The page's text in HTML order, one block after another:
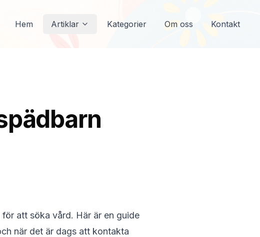
Hem Artiklar Kategorier Om oss Kontakt
att söka vård. Här är en guide
när det är dags att kontakta